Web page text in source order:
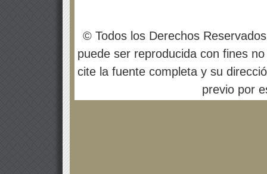
© Todos los Derechos
puede ser reproducida con fines
cite la fuente completa y su
previo por